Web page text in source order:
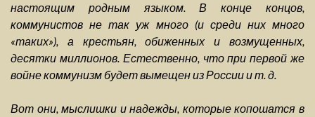
настоящим родным языком. В конце концов,
коммунистов не так уж много (и среди них много
«таких»), а крестьян, обиженных и возмущенных,
десятки миллионов. Естественно, что при первой же
войне коммунизм будет вымещен из России и т. д.
Вот они, мыслишки и надежды, которые копошатся в